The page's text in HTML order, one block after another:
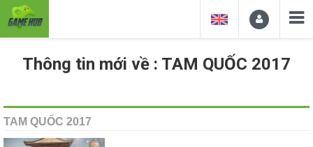
Thông tin mới về : TAM QUỐC 2017
TAM QUỐC 2017